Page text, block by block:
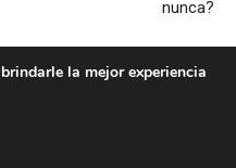
nunca?
la mejor experiencia